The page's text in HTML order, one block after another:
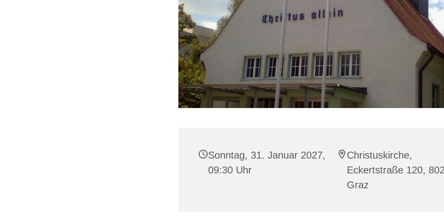
Sonntag, 31. Januar 2027,
09:30 Uhr
Christuskirche,
Eckertstraße 120,
Graz